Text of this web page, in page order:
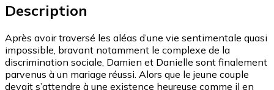
Description
Après avoir traversé les aléas d’une vie sentimentale quasi
impossible, bravant notamment le complexe de la
discrimination sociale, Damien et Danielle sont finalement
parvenus à un mariage réussi. Alors que le jeune couple
devait s’attendre à une existence heureuse comme il en